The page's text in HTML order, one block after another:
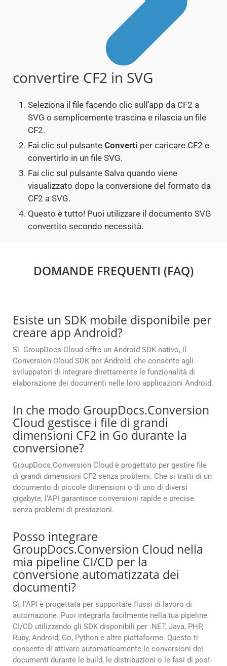
convertire CF2 in SVG
Seleziona il file facendo clic sull’app da CF2 a
SVG o semplicemente trascina e rilascia un file
CF2.
Fai clic sul pulsante Converti per caricare CF2 e
convertirlo in un file SVG.
Fai clic sul pulsante Salva quando viene
visualizzato dopo la conversione del formato da
CF2 a SVG.
Questo è tutto! Puoi utilizzare il documento SVG
convertito secondo necessità.
DOMANDE FREQUENTI (FAQ)
Esiste un SDK mobile disponibile per
creare app Android?
Sì. GroupDocs Cloud offre un Android SDK nativo, il
Conversion Cloud SDK per Android, che consente agli
sviluppatori di integrare direttamente le funzionalità di
elaborazione dei documenti nelle loro applicazioni Android.
In che modo GroupDocs.Conversion
Cloud gestisce i file di grandi
dimensioni CF2 in Go durante la
conversione?
GroupDocs.Conversion Cloud è progettato per gestire file
di grandi dimensioni CF2 senza problemi. Che si tratti di un
documento di piccole dimensioni o di uno di diversi
gigabyte, l’API garantisce conversioni rapide e precise
senza problemi di prestazioni.
Posso integrare
GroupDocs.Conversion Cloud nella
mia pipeline CI/CD per la
conversione automatizzata dei
documenti?
Sì, l’API è progettata per supportare flussi di lavoro di
automazione. Puoi integrarla facilmente nella tua pipeline
CI/CD utilizzando gli SDK disponibili per .NET, Java, PHP,
Ruby, Android, Go, Python e altre piattaforme. Questo ti
consente di attivare automaticamente le conversioni dei
documenti durante le build, le distribuzioni o le fasi di post-